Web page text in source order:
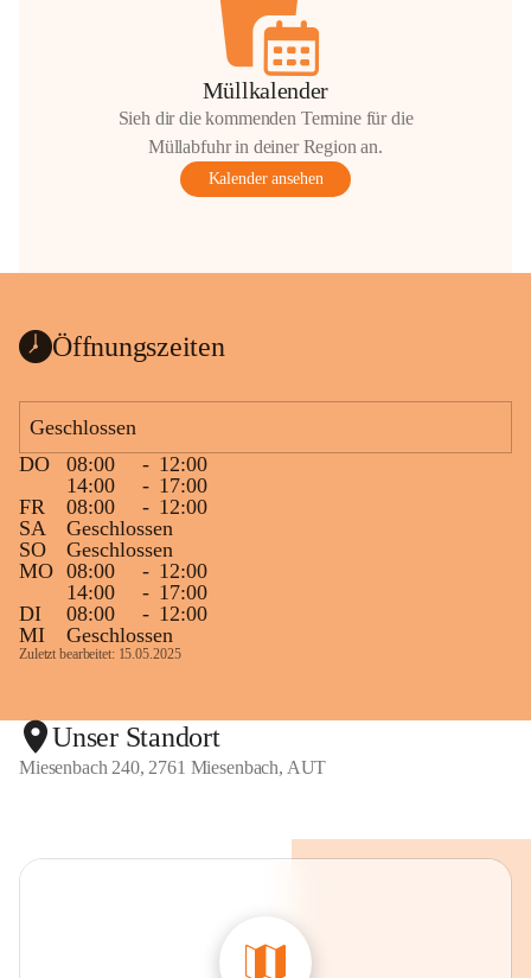
Müllkalender
Sieh dir die kommenden Termine für die
Müllabfuhr in deiner Region an.
Kalender ansehen
Öffnungszeiten
Geschlossen
DO
08:00 - 12:00
14:00
- 17:00
FR
08:00 - 12:00
SA
Geschlossen
SO
Geschlossen
MO 08:00 - 12:00
14:00
- 17:00
DI
08:00 - 12:00
MI
Geschlossen
Zuletzt bearbeitet: 15.05.2025
Unser Standort
Miesenbach 240, 2761 Miesenbach, AUT